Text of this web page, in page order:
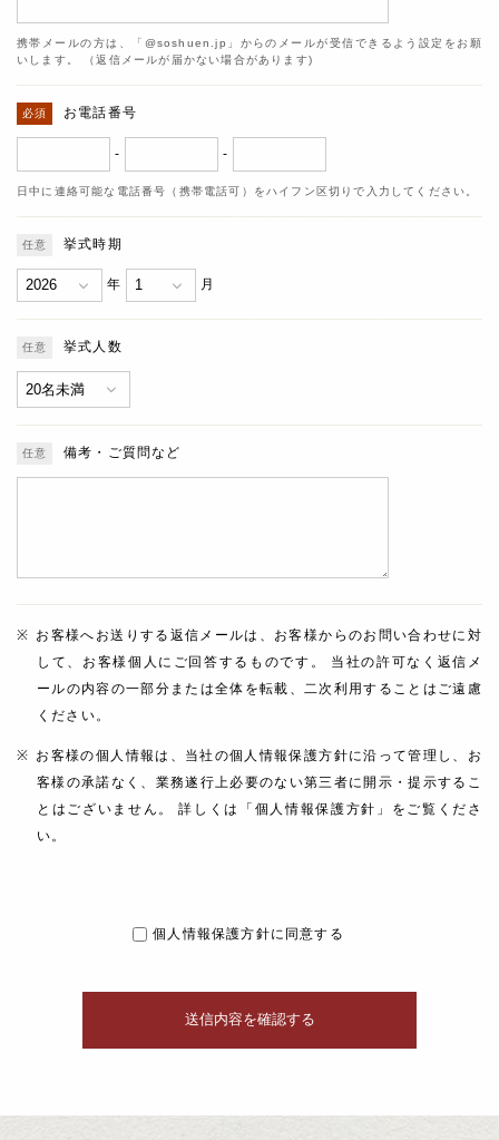
携帯メールの方は、「@soshuen.jp」からのメールが受信できるよう設定をお願
いします。 （返信メールが届かない場合があります)
お電話番号
- -
日中に連絡可能な電話番号（携帯電話可）をハイフン区切りで入力してください。
挙式時期
年 月
挙式人数
備考・ご質問など
お客様へお送りする返信メールは、お客様からのお問い合わせに対
して、お客様個人にご回答するものです。 当社の許可なく返信メ
ールの内容の一部分または全体を転載、二次利用することはご遠慮
ください。
お客様の個人情報は、当社の個人情報保護方針に沿って管理し、お
客様の承諾なく、業務遂行上必要のない第三者に開示・提示するこ
とはございません。 詳しくは「個人情報保護方針」をご覧くださ
い。
個人情報保護方針に同意する